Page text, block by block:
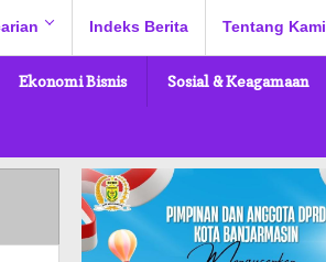
Indeks Berita Tentang Kami
Ekonomi Bisnis Sosial & Keagamaan